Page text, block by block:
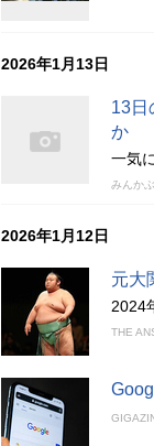
2026年1月13日
13日
か
一気
みんかぶ
2026年1月12日
元大
2024
THE